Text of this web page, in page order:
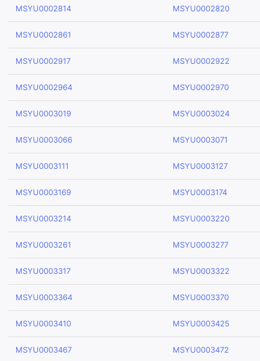
MSYU0002814 MSYU0002820
MSYU0002861 MSYU0002877
MSYU0002917 MSYU0002922
MSYU0002964 MSYU0002970
MSYU0003019 MSYU0003024
MSYU0003066 MSYU0003071
MSYU0003111 MSYU0003127
MSYU0003169 MSYU0003174
MSYU0003214 MSYU0003220
MSYU0003261 MSYU0003277
MSYU0003317 MSYU0003322
MSYU0003364 MSYU0003370
MSYU0003410 MSYU0003425
MSYU0003467 MSYU0003472